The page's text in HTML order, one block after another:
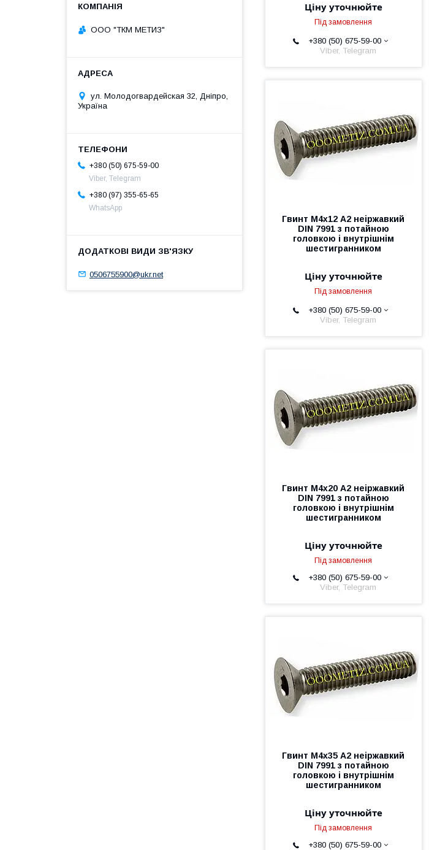
Ціну уточнюйте
Під замовлення
+380 (50) 675-59-00
Viber, Telegram
Гвинт М4х12 А2 неіржавкий
DIN 7991 з потайною
головкою і внутрішнім
шестигранником
Ціну уточнюйте
Під замовлення
+380 (50) 675-59-00
Viber, Telegram
Гвинт М4х20 А2 неіржавкий
DIN 7991 з потайною
головкою і внутрішнім
шестигранником
Ціну уточнюйте
Під замовлення
+380 (50) 675-59-00
Viber, Telegram
Гвинт М4х35 А2 неіржавкий
DIN 7991 з потайною
головкою і внутрішнім
шестигранником
Ціну уточнюйте
Під замовлення
+380 (50) 675-59-00
ООО "ТКМ МЕТИЗ"
ул. Молодогвардейская 32, Дніпро,
Україна
+380 (50) 675-59-00
Viber, Telegram
+380 (97) 355-65-65
WhatsApp
0506755900@ukr.net